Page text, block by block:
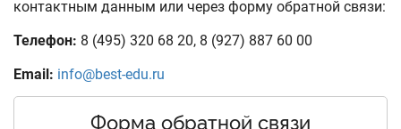
контактным данным или через форму обратной связи:
Телефон: 8 (495) 320 68 20, 8 (927) 887 60 00
Email: info@best-edu.ru
Форма обратной связи